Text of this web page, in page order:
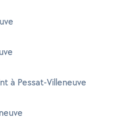
à Pessat-Villeneuve